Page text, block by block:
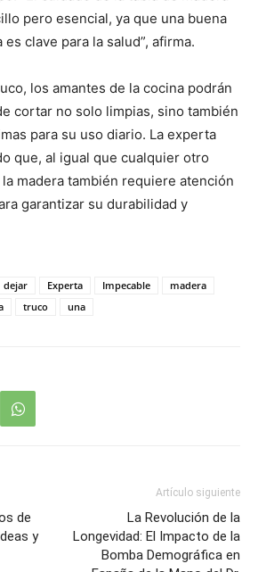
pero esencial, ya que una buena
clave para la salud”, afirma.
los amantes de la cocina podrán
cortar no solo limpias, sino también
para su uso diario. La experta
que, al igual que cualquier otro
madera también requiere atención
garantizar su durabilidad y
dejar Experta Impecable
madera
truco una
de
y
Artículo siguiente
La Revolución de la
Longevidad: El Impacto de la
Bomba Demográfica en